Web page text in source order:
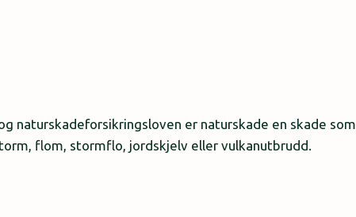
naturskadeforsikringsloven er naturskade en skade som
flom, stormflo, jordskjelv eller vulkanutbrudd.